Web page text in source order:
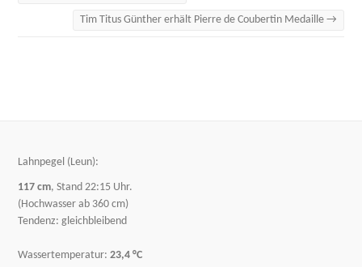
Tim Titus Günther erhält Pierre de Coubertin Medaille →
Lahnpegel (Leun):
117 cm, Stand 22:15 Uhr.
(Hochwasser ab 360 cm)
Tendenz: gleichbleibend
Wassertemperatur:23,4 °C